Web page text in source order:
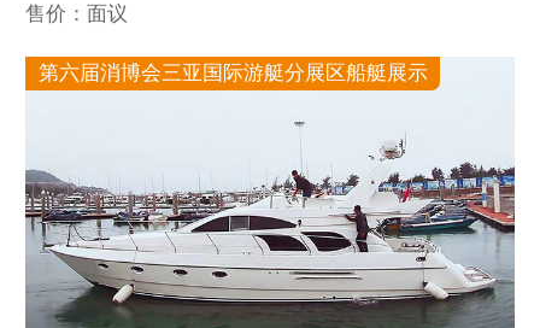
售价：面议
第六届消博会三亚国际游艇分展区船艇展示